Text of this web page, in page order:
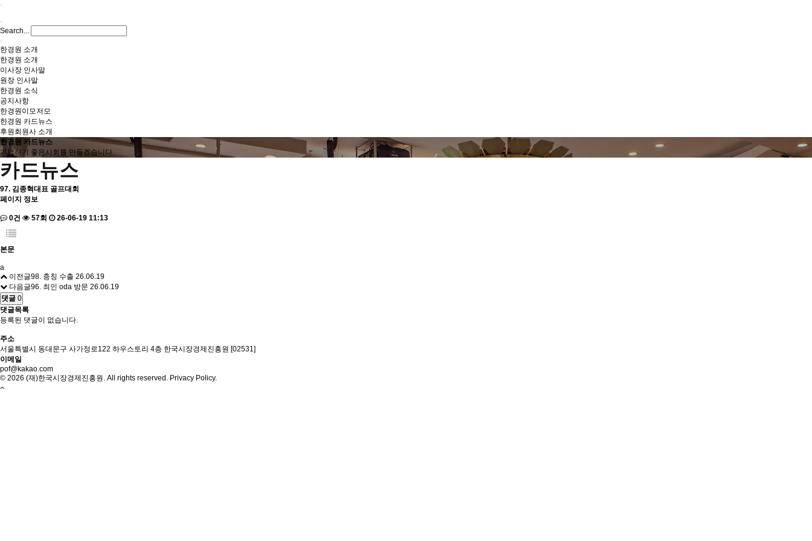
Search...
한경원 소개
한경원 소개
이사장 인사말
원장 인사말
한경원 소식
공지사항
한경원이모저모
한경원 카드뉴스
후원회원사 소개
한경원 카드뉴스
기업하기 좋은사회를 만들겠습니다.
카드뉴스
97. 김종혁대표 골프대회
페이지 정보
0건 57회 26-06-19 11:13
본문
a
이전글98. 충칭 수출 26.06.19
다음글96. 최인 oda 방문 26.06.19
댓글 0
댓글목록
등록된 댓글이 없습니다.
주소
서울특별시 동대문구 사가정로122 하우스토리 4층 한국시장경제진흥원 [02531]
이메일
pof@kakao.com
© 2026 (재)한국시장경제진흥원. All rights reserved. Privacy Policy.